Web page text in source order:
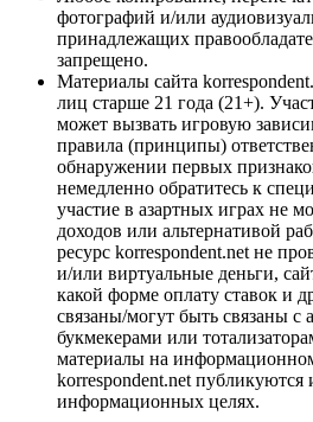
фотографий и/или
принадлежащих
запрещено.
Материалы сайта
лиц старше 21 года (21+).
может вызвать игровую
правила (принципы)
обнаружении первых
немедленно обратитесь к
участие в азартных играх не
доходов или альтернативой
ресурс korrespondent.net не
и/или виртуальные деньги,
какой форме оплату ставок и
связаны/могут быть связаны с
букмекерами или
материалы на
korrespondent.net публикуются
информационных целях.